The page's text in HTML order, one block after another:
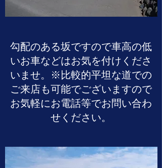
​勾配のある坂ですので車高の低
いお車などはお気を付けくださ
いませ。※比較的平坦な道での
ご来店も可能でございますので
お気軽にお電話等でお問い合わ
せください。